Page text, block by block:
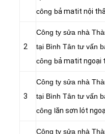
công bả matit nội
2
Công ty sửa nhà
tại Bình Tân tư vấn
công bả matit ngoại
3
Công ty sửa nhà
tại Bình Tân tư vấn
công lăn sơn lót
Công ty sửa nhà